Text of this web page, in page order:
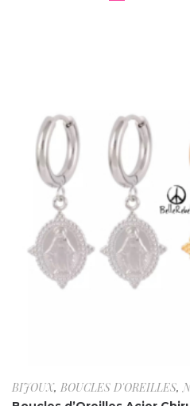
BIJOUX, BOUCLES D'OREILLES,